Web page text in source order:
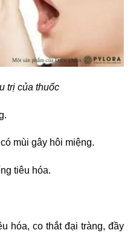
trị của thuốc
mùi gây hôi miệng.
tiêu hóa.
hóa, co thắt đại tràng, đầy